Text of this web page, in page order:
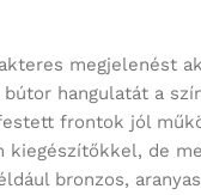
megjelenést
hangulatát a
frontok jól
kiegészítőkkel, de
bronzos,